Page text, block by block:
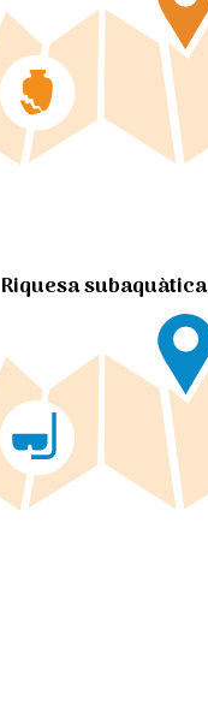
Riquesa subaquàtica